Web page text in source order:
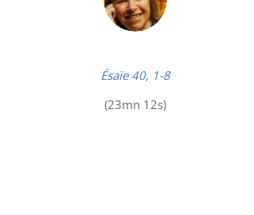
Ésaïe 40, 1-8
(23mn 12s)